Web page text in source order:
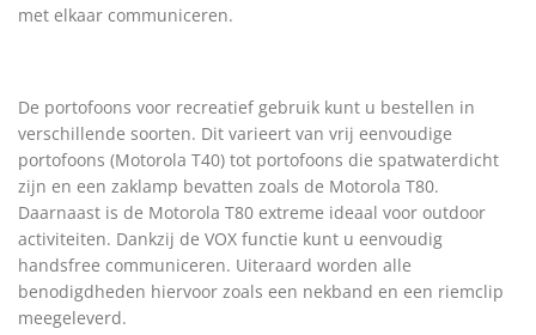
met elkaar communiceren.
De portofoons voor recreatief gebruik kunt u bestellen in
verschillende soorten. Dit varieert van vrij eenvoudige
portofoons (Motorola T40) tot portofoons die spatwaterdicht
zijn en een zaklamp bevatten zoals de Motorola T80.
Daarnaast is de Motorola T80 extreme ideaal voor outdoor
activiteiten. Dankzij de VOX functie kunt u eenvoudig
handsfree communiceren. Uiteraard worden alle
benodigdheden hiervoor zoals een nekband en een riemclip
meegeleverd.